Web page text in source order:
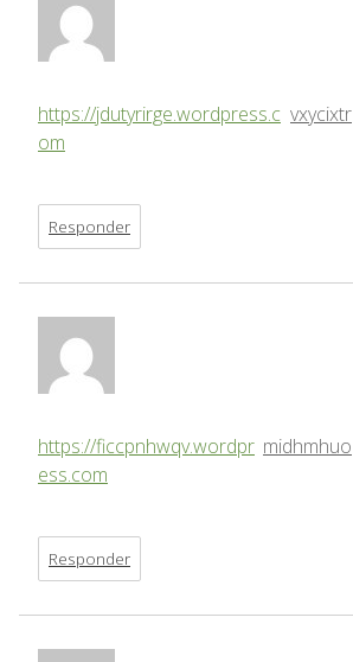
vxycixtr
https://jdutyrirge.wordpress.c
om
Responder
midhmhuo
https://ficcpnhwqv.wordpr
ess.com
Responder